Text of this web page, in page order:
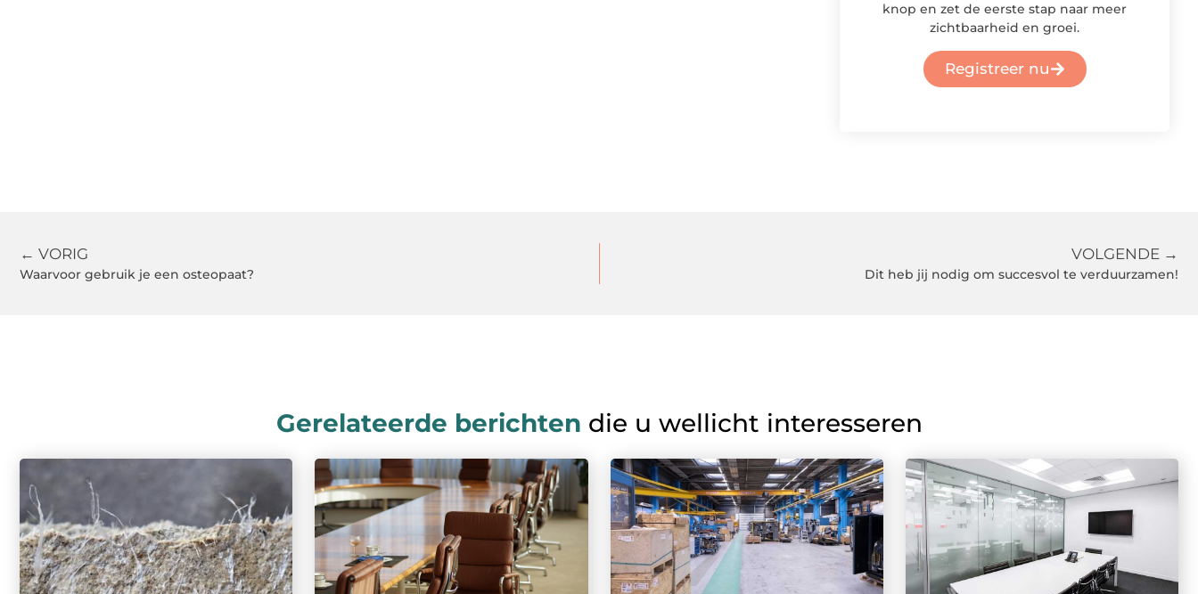
knop en zet de eerste stap naar meer
zichtbaarheid en groei.
Registreer nu
← VORIG
Waarvoor gebruik je een osteopaat?
VOLGENDE →
Dit heb jij nodig om succesvol te verduurzamen!
Gerelateerde berichten die u wellicht interesseren